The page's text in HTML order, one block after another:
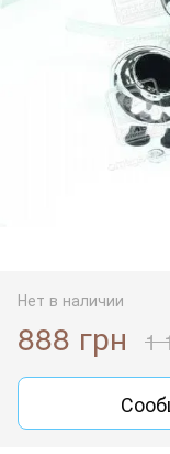
Нет в наличии
888 грн 1